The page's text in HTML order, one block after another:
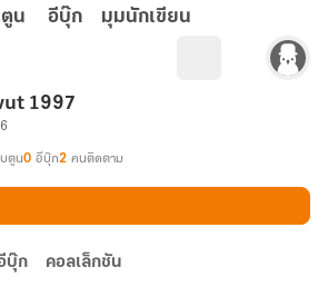
น อีบุ๊ก มุมนักเขียน
1997
บตูน0 อีบุ๊ก2 คนติดตาม
บุ๊ก คอลเล็กชัน